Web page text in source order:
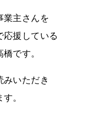
業主さんを
応援している
です。
みいただき
。